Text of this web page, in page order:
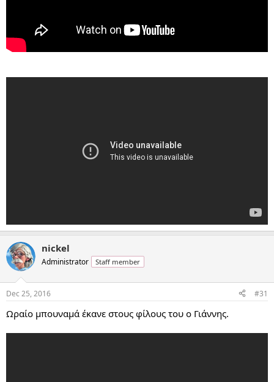
nickel
Administrator Staff member
Dec 25, 2016 #31
Ωραίο μπουναμά έκανε στους φίλους του ο Γιάννης.